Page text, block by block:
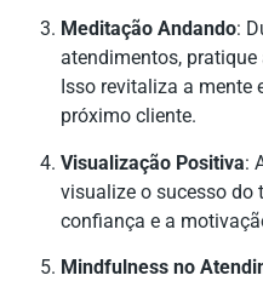
Meditação Andando:
atendimentos,
Isso revitaliza a mente
próximo cliente.
Visualização Positiva:
visualize o sucesso do
confiança e a
Mindfulness no